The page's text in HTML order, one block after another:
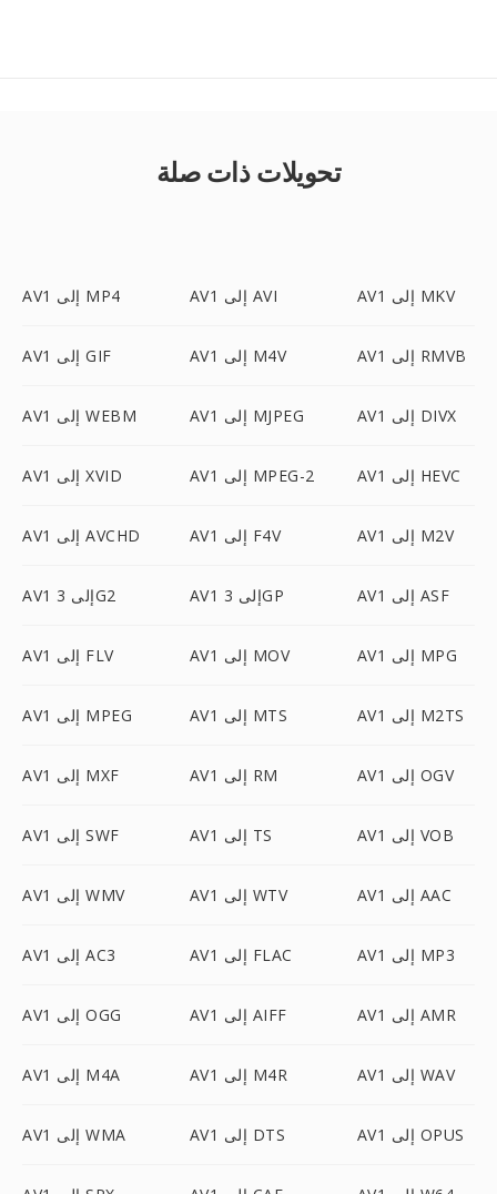
تحويلات ذات صلة
AV1 إلى MP4 AV1 إلى AVI AV1 إلى MKV
AV1 إلى GIF AV1 إلى M4V AV1 إلى RMVB
AV1 إلى WEBM AV1 إلى MJPEG AV1 إلى DIVX
AV1 إلى XVID AV1 إلى MPEG-2 AV1 إلى HEVC
AV1 إلى AVCHD AV1 إلى F4V AV1 إلى M2V
AV1 إلى 3G2 AV1 إلى 3GP AV1 إلى ASF
AV1 إلى FLV AV1 إلى MOV AV1 إلى MPG
AV1 إلى MPEG AV1 إلى MTS AV1 إلى M2TS
AV1 إلى MXF AV1 إلى RM AV1 إلى OGV
AV1 إلى SWF AV1 إلى TS AV1 إلى VOB
AV1 إلى WMV AV1 إلى WTV AV1 إلى AAC
AV1 إلى AC3 AV1 إلى FLAC AV1 إلى MP3
AV1 إلى OGG AV1 إلى AIFF AV1 إلى AMR
AV1 إلى M4A AV1 إلى M4R AV1 إلى WAV
AV1 إلى WMA AV1 إلى DTS AV1 إلى OPUS